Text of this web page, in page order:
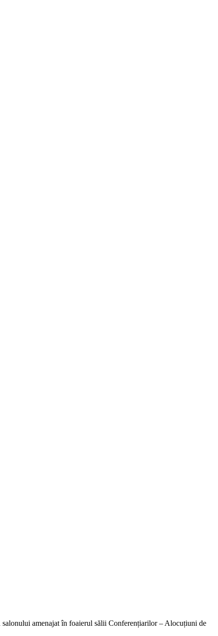
amenajat în foaierul sălii Conferențiarilor – Alocuțiuni de